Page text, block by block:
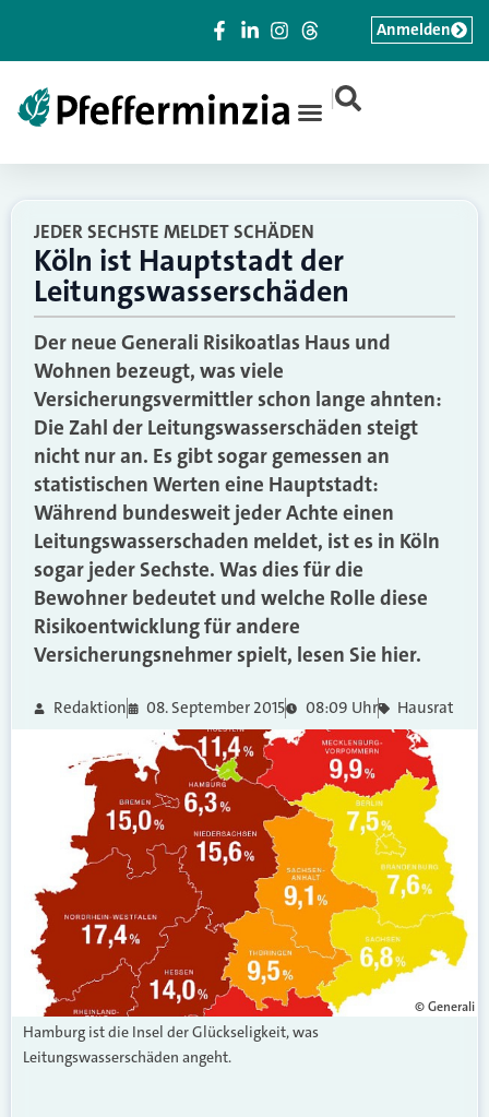
|
Anmelden
JEDER SECHSTE MELDET SCHÄDEN
Köln ist Hauptstadt der
Leitungswasserschäden
Der neue Generali Risikoatlas Haus und
Wohnen bezeugt, was viele
Versicherungsvermittler schon lange ahnten:
Die Zahl der Leitungswasserschäden steigt
nicht nur an. Es gibt sogar gemessen an
statistischen Werten eine Hauptstadt:
Während bundesweit jeder Achte einen
Leitungswasserschaden meldet, ist es in Köln
sogar jeder Sechste. Was dies für die
Bewohner bedeutet und welche Rolle diese
Risikoentwicklung für andere
Versicherungsnehmer spielt, lesen Sie hier.
Redaktion 08. September 2015 08:09 Uhr Hausrat
© Generali
Hamburg ist die Insel der Glückseligkeit, was
Leitungswasserschäden angeht.